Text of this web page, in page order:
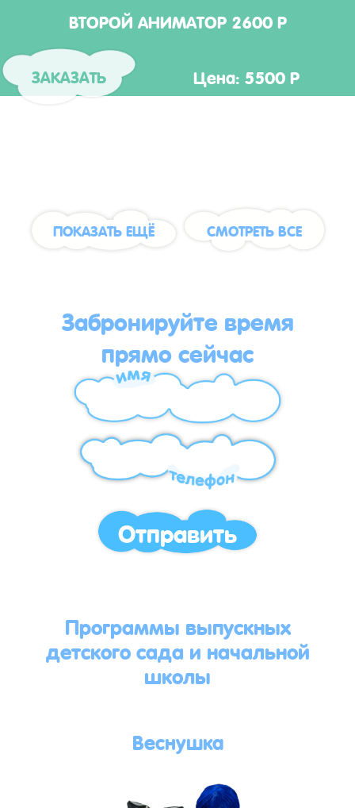
ВТОРОЙ АНИМАТОР 2600 Р
ЗАКАЗАТЬ Цена: 5500 Р
ПОКАЗАТЬ ЕЩЁ СМОТРЕТЬ ВСЕ
Забронируйте время
прямо сейчас
Отправить
Программы выпускных
детского сада и начальной
школы
Веснушка